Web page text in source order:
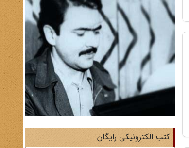
کتب الکترونیکی رایگان